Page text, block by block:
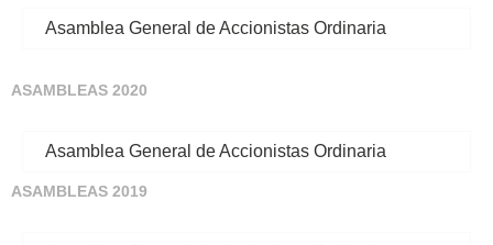
Asamblea General de Accionistas Ordinaria
ASAMBLEAS 2020
Asamblea General de Accionistas Ordinaria
ASAMBLEAS 2019